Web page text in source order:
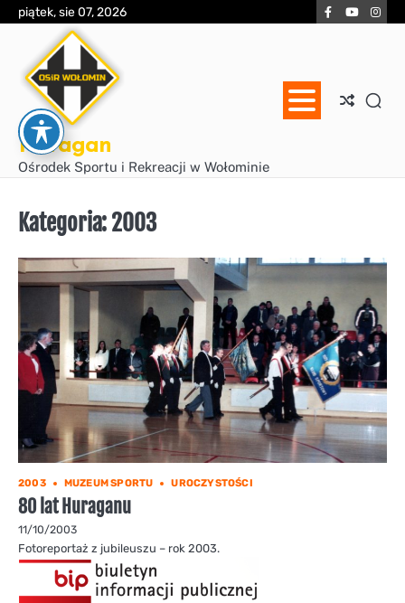
Skip
content
piątek, sie 07, 2026 Facebook
YouTube
Huragan
Ośrodek Sportu i Rekreacji w Wołominie
Kategoria:2003
2003 MUZEUM SPORTU UROCZYSTOŚCI
80 lat Huraganu
11/10/2003
Fotoreportaż z jubileuszu – rok 2003.